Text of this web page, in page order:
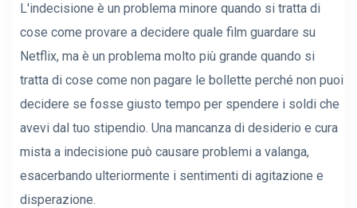
L'indecisione è un problema minore quando si tratta di
cose come provare a decidere quale film guardare su
Netflix, ma è un problema molto più grande quando si
tratta di cose come non pagare le bollette perché non puoi
decidere se fosse giusto tempo per spendere i soldi che
avevi dal tuo stipendio. Una mancanza di desiderio e cura
mista a indecisione può causare problemi a valanga,
esacerbando ulteriormente i sentimenti di agitazione e
disperazione.